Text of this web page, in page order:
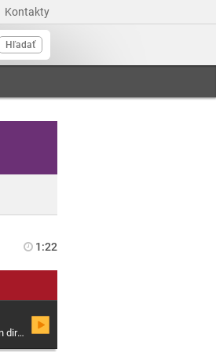
Kontakty
Hľadať
1:22
Slovaquie